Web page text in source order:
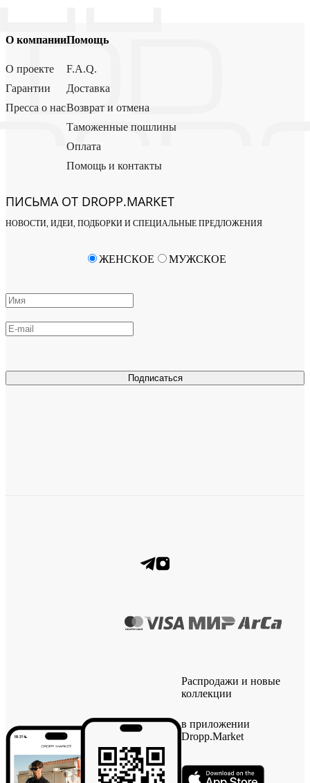
О компании
О проекте
Гарантии
Пресса о нас
Помощь
F.A.Q.
Доставка
Возврат и отмена
Таможенные пошлины
Оплата
Помощь и контакты
ПИСЬМА ОТ DROPP.MARKET
НОВОСТИ, ИДЕИ, ПОДБОРКИ И СПЕЦИАЛЬНЫЕ ПРЕДЛОЖЕНИЯ
Подписаться
ЖЕНСКОЕ МУЖСКОЕ
Распродажи и новые
коллекции
в приложении
Dropp.Market